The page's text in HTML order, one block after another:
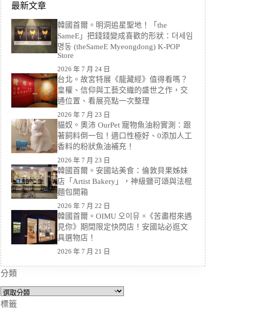
最新文章
韓國首爾。明洞追星聖地！「the
SameE」把錢錢變成喜歡的形狀：더세임
명동 (theSameE Myeongdong) K-POP
Store
2026 年 7 月 24 日
台北。故宮特展《龍藏經》值得看嗎？
皇權、信仰與工藝交織的盛世之作，交
通位置、看展亮點一次整理
2026 年 7 月 23 日
貓奴。奧沛 OurPet 寵物魚油粉實測：跟
著飼料倒一包！適口性極好、0添加人工
香料的粉狀魚油補充！
2026 年 7 月 23 日
韓國首爾。安國站美食：倫敦貝果姊妹
店「Artist Bakery」，神級鹽可頌與法棍
麵包開箱
2026 年 7 月 22 日
韓國首爾。OIMU 오이뮤 ×《苦盡柑來遇
見你》期間限定快閃店！安國站必逛文
具選物店！
2026 年 7 月 21 日
分類
分
類
標籤